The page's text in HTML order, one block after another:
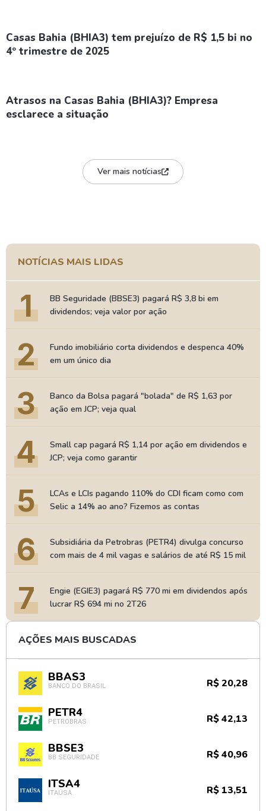
Casas Bahia (BHIA3) tem prejuízo de R$ 1,5 bi no
4º trimestre de 2025
Atrasos na Casas Bahia (BHIA3)? Empresa
esclarece a situação
Ver mais notícias
NOTÍCIAS MAIS LIDAS
1
BB Seguridade (BBSE3) pagará R$ 3,8 bi em
dividendos; veja valor por ação
2
Fundo imobiliário corta dividendos e despenca 40%
em um único dia
3
Banco da Bolsa pagará "bolada" de R$ 1,63 por
ação em JCP; veja qual
4
Small cap pagará R$ 1,14 por ação em dividendos e
JCP; veja como garantir
5
LCAs e LCIs pagando 110% do CDI ficam como com
Selic a 14% ao ano? Fizemos as contas
6
Subsidiária da Petrobras (PETR4) divulga concurso
com mais de 4 mil vagas e salários de até R$ 15 mil
7
Engie (EGIE3) pagará R$ 770 mi em dividendos após
lucrar R$ 694 mi no 2T26
AÇÕES MAIS BUSCADAS
BBAS3
BANCO DO BRASIL R$ 20,28
PETR4
PETROBRAS R$ 42,13
BBSE3
BB SEGURIDADE R$ 40,96
ITSA4
ITAÚSA R$ 13,51